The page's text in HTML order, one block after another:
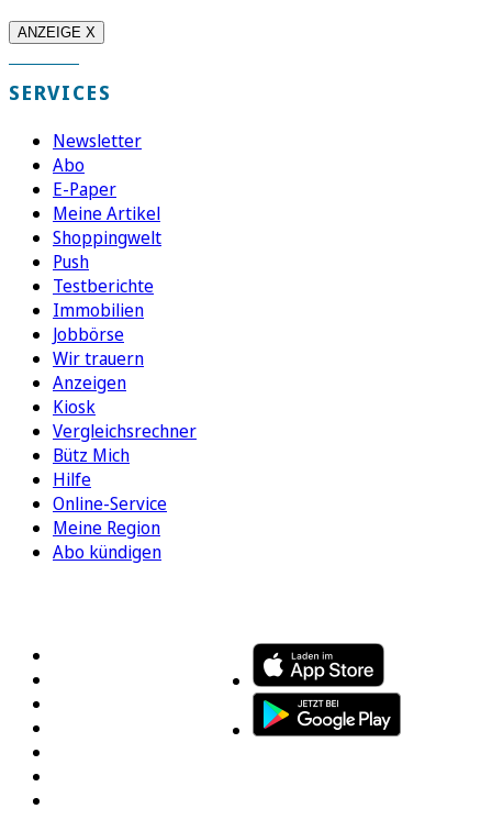
ANZEIGE X
SERVICES
Newsletter
Abo
E-Paper
Meine Artikel
Shoppingwelt
Push
Testberichte
Immobilien
Jobbörse
Wir trauern
Anzeigen
Kiosk
Vergleichsrechner
Bütz Mich
Hilfe
Online-Service
Meine Region
Abo kündigen